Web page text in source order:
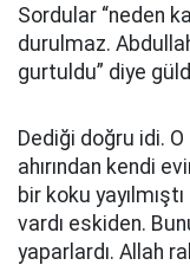
Sordular “neden
durulmaz.
gurtuldu” diye
Dediği doğru idi.
ahırından kendi
bir koku
vardı eskiden.
yaparlardı. Allah